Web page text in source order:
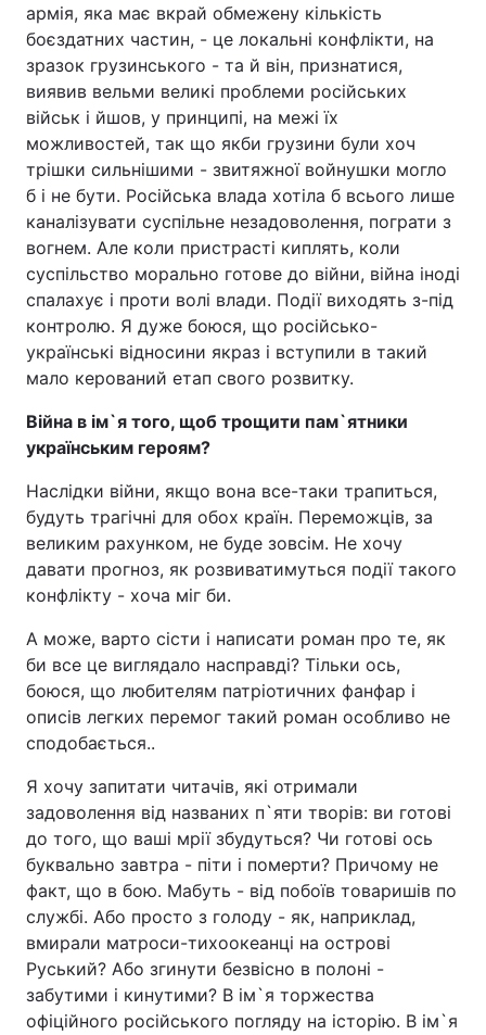
армія, яка має вкрай обмежену кількість
боєздатних частин, - це локальні конфлікти, на
зразок грузинського - та й він, признатися,
виявив вельми великі проблеми російських
військ і йшов, у принципі, на межі їх
можливостей, так що якби грузини були хоч
трішки сильнішими - звитяжної войнушки могло
б і не бути. Російська влада хотіла б всього лише
каналізувати суспільне незадоволення, пограти з
вогнем. Але коли пристрасті киплять, коли
суспільство морально готове до війни, війна іноді
спалахує і проти волі влади. Події виходять з-під
контролю. Я дуже боюся, що російсько-
українські відносини якраз і вступили в такий
мало керований етап свого розвитку.
Війна в ім`я того, щоб трощити пам`ятники
українським героям?
Наслідки війни, якщо вона все-таки трапиться,
будуть трагічні для обох країн. Переможців, за
великим рахунком, не буде зовсім. Не хочу
давати прогноз, як розвиватимуться події такого
конфлікту - хоча міг би.
А може, варто сісти і написати роман про те, як
би все це виглядало насправді? Тільки ось,
боюся, що любителям патріотичних фанфар і
описів легких перемог такий роман особливо не
сподобається..
Я хочу запитати читачів, які отримали
задоволення від названих п`яти творів: ви готові
до того, що ваші мрії збудуться? Чи готові ось
буквально завтра - піти і померти? Причому не
факт, що в бою. Мабуть - від побоїв товаришів по
службі. Або просто з голоду - як, наприклад,
вмирали матроси-тихоокеанці на острові
Руський? Або згинути безвісно в полоні -
забутими і кинутими? В ім`я торжества
офіційного російського погляду на історію. В ім`я